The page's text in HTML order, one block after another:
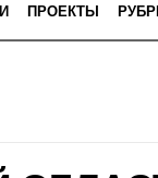
ПРОЕКТЫ